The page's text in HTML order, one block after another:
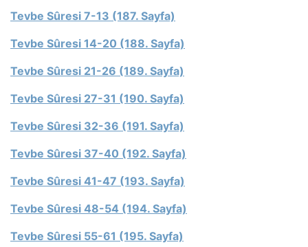
Tevbe Sûresi 7-13 (187. Sayfa)
Tevbe Sûresi 14-20 (188. Sayfa)
Tevbe Sûresi 21-26 (189. Sayfa)
Tevbe Sûresi 27-31 (190. Sayfa)
Tevbe Sûresi 32-36 (191. Sayfa)
Tevbe Sûresi 37-40 (192. Sayfa)
Tevbe Sûresi 41-47 (193. Sayfa)
Tevbe Sûresi 48-54 (194. Sayfa)
Tevbe Sûresi 55-61 (195. Sayfa)